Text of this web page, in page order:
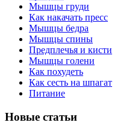
Мышцы груди
Как накачать пресс
Мышцы бедра
Мышцы спины
Предплечья и кисти
Мышцы голени
Как похудеть
Как сесть на шпагат
Питание
Новые статьи